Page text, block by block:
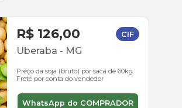
R$ 126,00 CIF
Uberaba - MG
Preço da soja (bruto) por saca de 60kg
Frete por conta do vendedor
WhatsApp do COMPRADOR